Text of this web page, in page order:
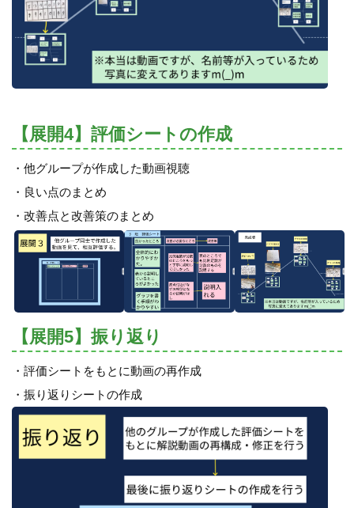
【展開4】評価シートの作成
・他グループが作成した動画視聴
・良い点のまとめ
・改善点と改善策のまとめ
【展開5】振り返り
・評価シートをもとに動画の再作成
・振り返りシートの作成